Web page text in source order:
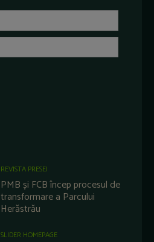
REVISTA PRESEI
PMB și FCB încep procesul de
transformare a Parcului
Herăstrău
SLIDER HOMEPAGE